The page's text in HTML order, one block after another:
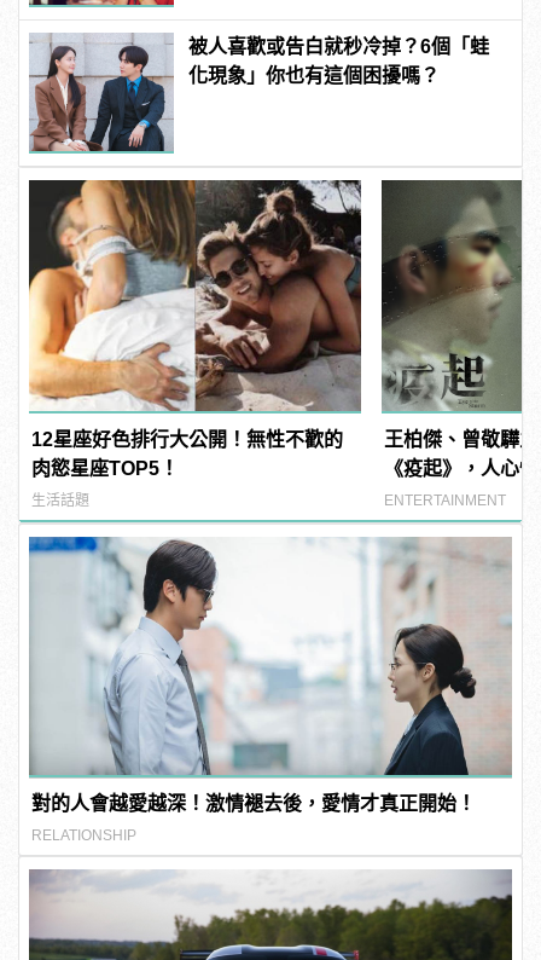
被人喜歡或告白就秒冷掉？6個「蛙
化現象」你也有這個困擾嗎？
12星座好色排行大公開！無性不歡的
肉慾星座TOP5！
生活話題
王柏傑、曾敬驊
《疫起》，人心
上演！
ENTERTAINMENT
對的人會越愛越深！激情褪去後，愛情才真正開始！
RELATIONSHIP